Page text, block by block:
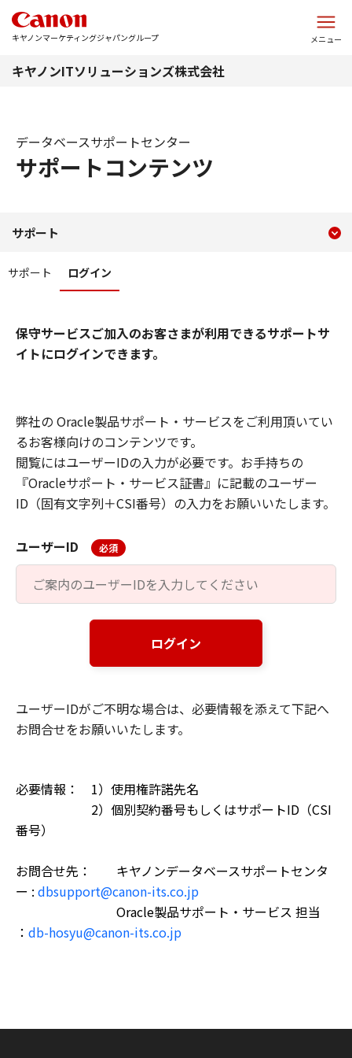
キヤノンマーケティングジャパングループ メニュー
キヤノンITソリューションズ株式会社
サポートコンテンツ
データベースサポートセンター
データベースサポートセ
サポート
サポート ログイン
保守サービスご加入のお客さまが利用できるサポートサ
イトにログインできます。
弊社の Oracle製品サポート・サービスをご利用頂いてい
るお客様向けのコンテンツです。
閲覧にはユーザーIDの入力が必要です。お手持ちの
『Oracleサポート・サービス証書』に記載のユーザー
ID（固有文字列＋CSI番号）の入力をお願いいたします。
ユーザーID 必須
ログイン
ユーザーIDがご不明な場合は、必要情報を添えて下記へ
お問合せをお願いいたします。
必要情報： 1）使用権許諾先名
2）個別契約番号もしくはサポートID （CSI
番号）
お問合せ先：
キヤノンデータベースサポートセンタ
ー : dbsupport@canon-its.co.jp
Oracle製品サポート・サービス 担当
： db-hosyu@canon-its.co.jp